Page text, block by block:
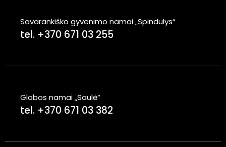
Savarankiško gyvenimo namai „Spindulys“
tel. +370 671 03 255
Globos namai „Saulė“
tel. +370 671 03 382